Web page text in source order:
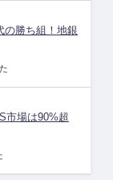
の勝ち組！地銀
市場は90%超